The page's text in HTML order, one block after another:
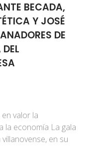
BECADA,
Y JOSÉ
DE
valor la
la economía La gala
en su